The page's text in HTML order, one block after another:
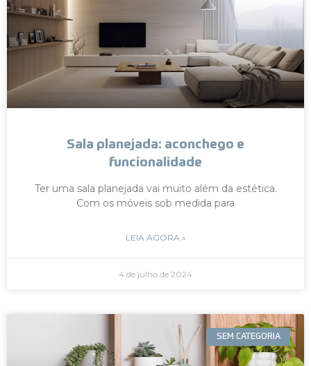
Sala planejada: aconchego e
funcionalidade
Ter uma sala planejada vai muito além da estética.
Com os móveis sob medida para
LEIA AGORA »
4 de julho de 2024
SEM CATEGORIA